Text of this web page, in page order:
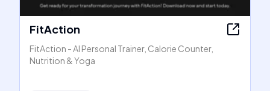
FitAction
FitAction - AI Personal Trainer, Calorie Counter,
Nutrition & Yoga